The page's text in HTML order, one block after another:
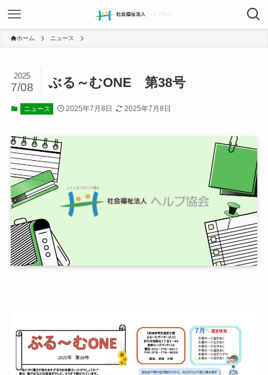
ホーム ニュース
ぶる～むONE 第38号
2025
7/08
ニュース 2025年7月8日 2025年7月8日